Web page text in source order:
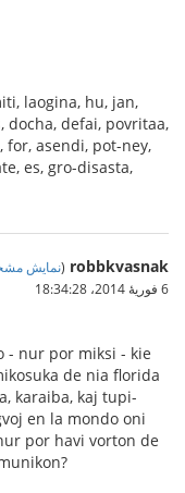
laogina, hu, jan,
docha, defai, povritaa,
for, asendi, pot-ney,
es, gro-disasta,
robbkvasnak
(نمایش
6 فوریهٔ 2014،‏ 18:34:28
- nur por miksi - kie
de nia florida
karaiba, kaj tupi-
en la mondo oni
por havi vorton de